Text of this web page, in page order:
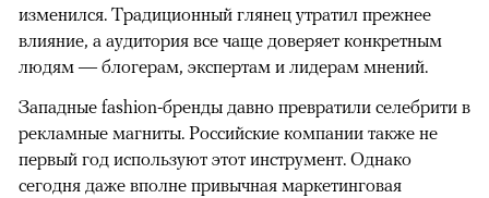
изменился. Традиционный глянец утратил прежнее
влияние, а аудитория все чаще доверяет конкретным
людям — блогерам, экспертам и лидерам мнений.
Западные fashion-бренды давно превратили селебрити в
рекламные магниты. Российские компании также не
первый год используют этот инструмент. Однако
сегодня даже вполне привычная маркетинговая